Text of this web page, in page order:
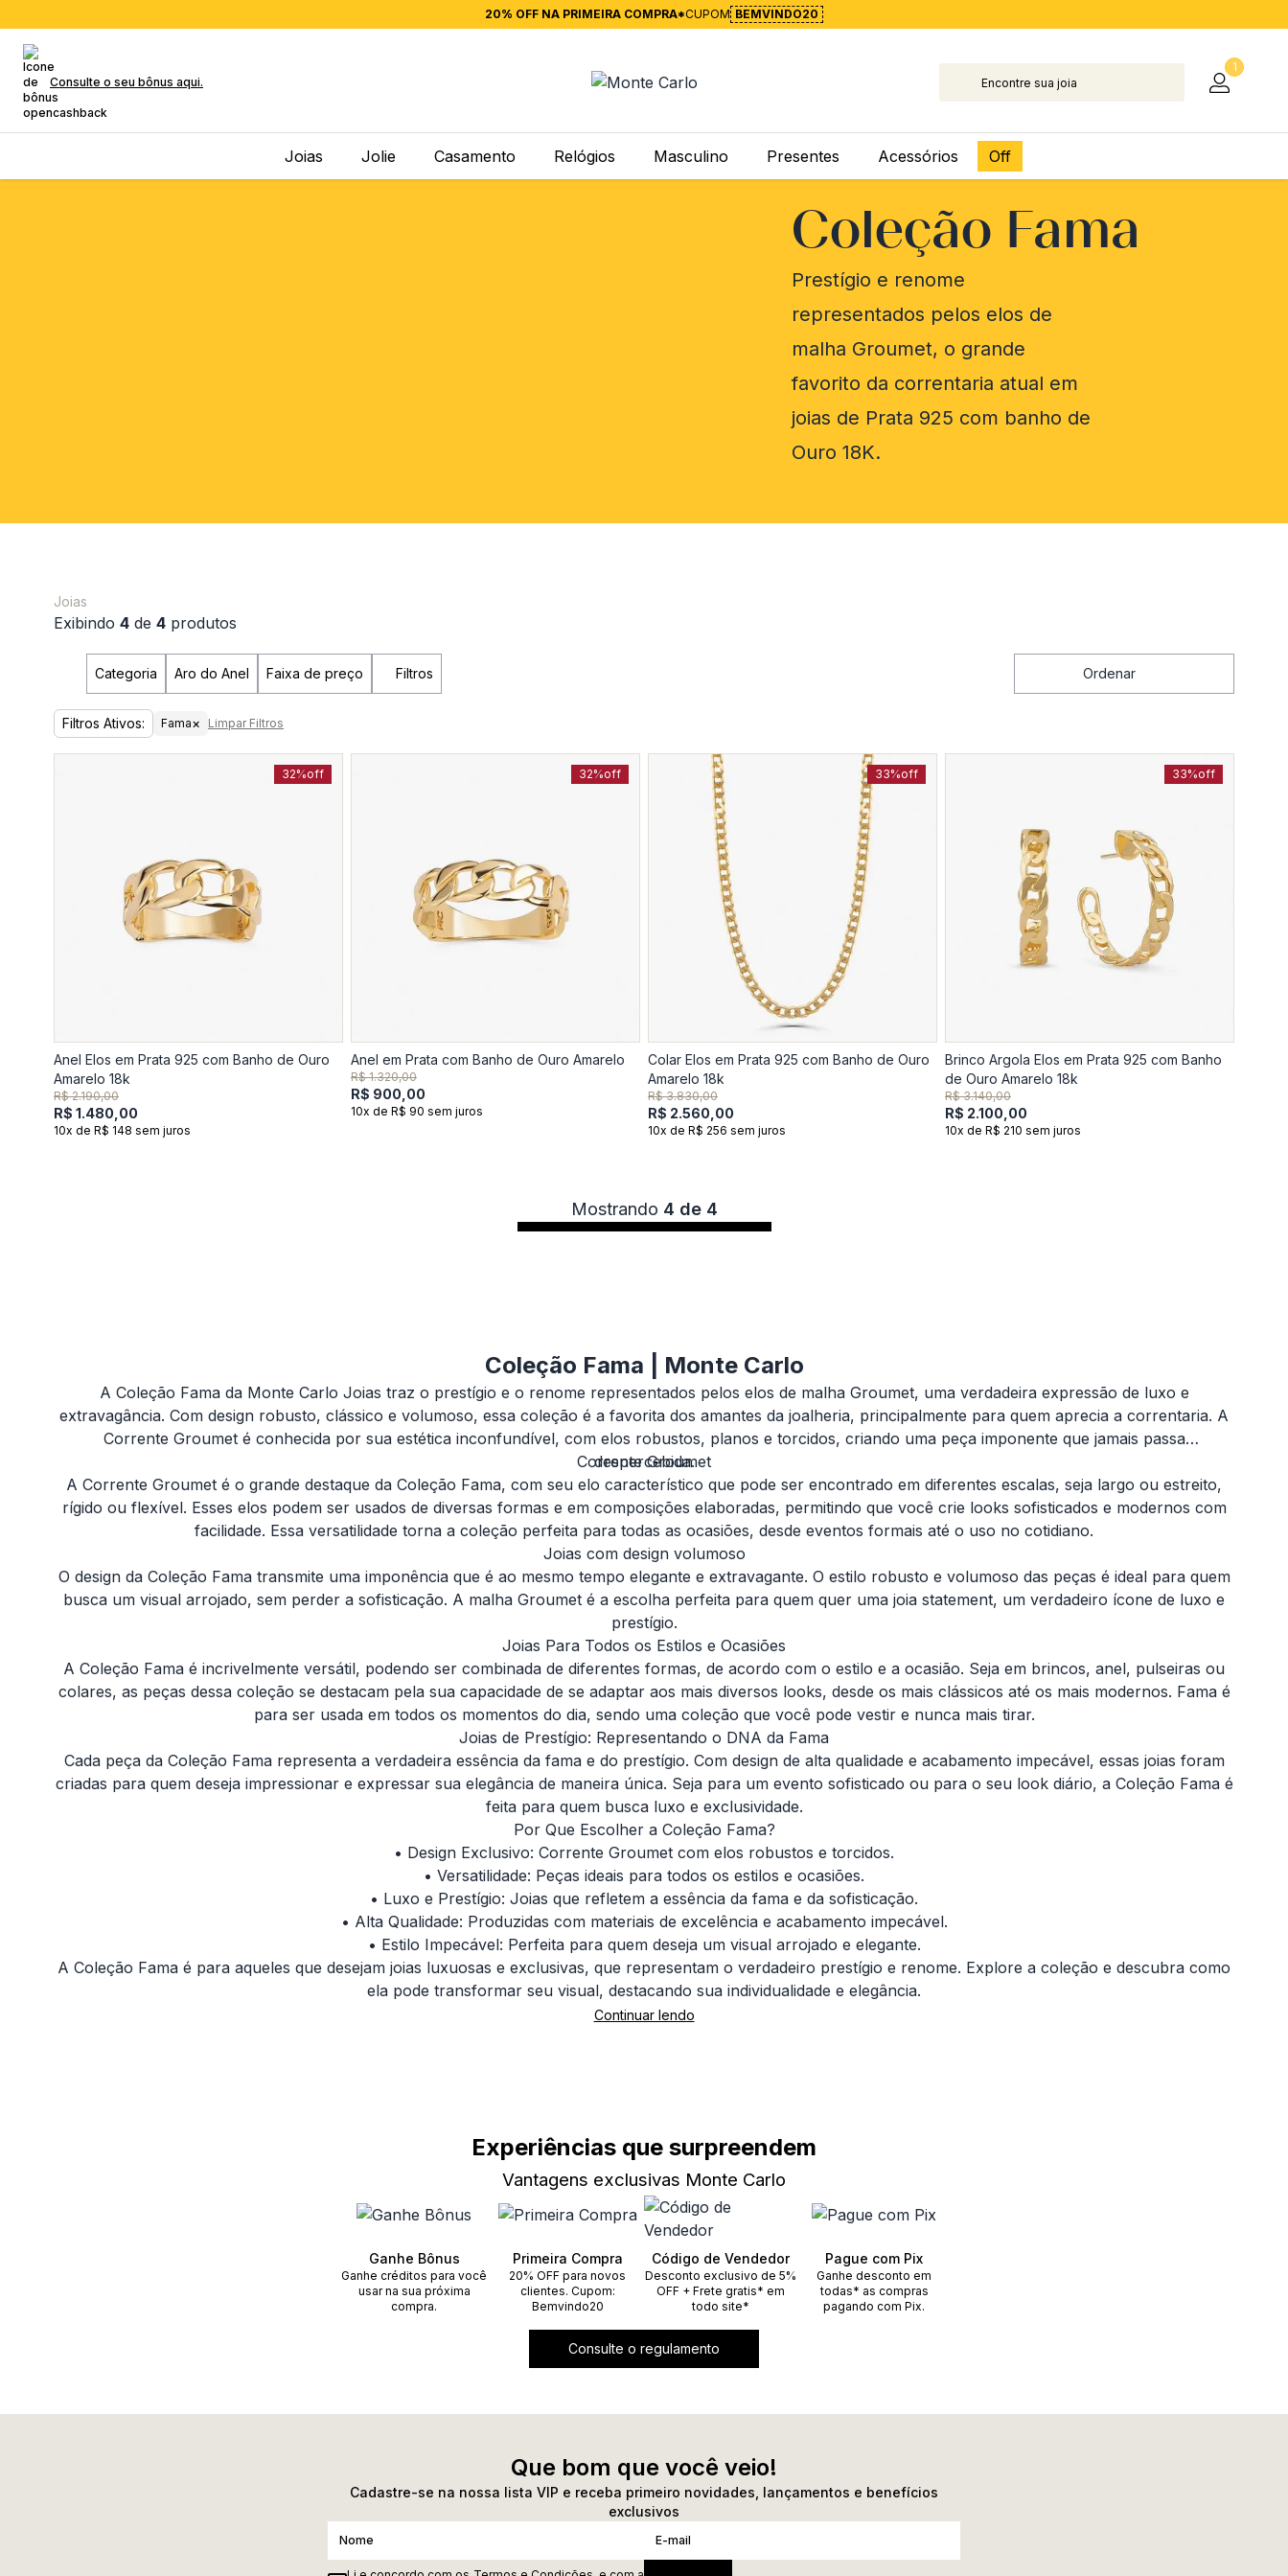
20% OFF NA PRIMEIRA COMPRA*CUPOM BEMVINDO20
Consulte o seu bônus aqui.
1
Joias Jolie Casamento Relógios Masculino Presentes Acessórios Off
Coleção Fama
Prestígio e renome
representados pelos elos de
malha Groumet, o grande
favorito da correntaria atual em
joias de Prata 925 com banho de
Ouro 18K.
Joias
Exibindo 4 de 4 produtos
Categoria Aro do Anel Faixa de preço Filtros Ordenar
Filtros Ativos: Fama× Limpar Filtros
32%off
Anel Elos em Prata 925 com Banho de Ouro
Amarelo 18k
R$ 2.190,00
R$ 1.480,00
10x de R$ 148 sem juros
32%off
Anel em Prata com Banho de Ouro Amarelo
R$ 1.320,00
R$ 900,00
10x de R$ 90 sem juros
33%off
Colar Elos em Prata 925 com Banho de Ouro
Amarelo 18k
R$ 3.830,00
R$ 2.560,00
10x de R$ 256 sem juros
33%off
Brinco Argola Elos em Prata 925 com Banho
de Ouro Amarelo 18k
R$ 3.140,00
R$ 2.100,00
10x de R$ 210 sem juros
Mostrando 4 de 4
Coleção Fama | Monte Carlo
A Coleção Fama da Monte Carlo Joias traz o prestígio e o renome representados pelos elos de malha Groumet, uma verdadeira expressão de luxo e
extravagância. Com design robusto, clássico e volumoso, essa coleção é a favorita dos amantes da joalheria, principalmente para quem aprecia a correntaria. A
Corrente Groumet é conhecida por sua estética inconfundível, com elos robustos, planos e torcidos, criando uma peça imponente que jamais passa
despercebida.
Corrente Groumet
A Corrente Groumet é o grande destaque da Coleção Fama, com seu elo característico que pode ser encontrado em diferentes escalas, seja largo ou estreito,
rígido ou flexível. Esses elos podem ser usados de diversas formas e em composições elaboradas, permitindo que você crie looks sofisticados e modernos com
facilidade. Essa versatilidade torna a coleção perfeita para todas as ocasiões, desde eventos formais até o uso no cotidiano.
Joias com design volumoso
O design da Coleção Fama transmite uma imponência que é ao mesmo tempo elegante e extravagante. O estilo robusto e volumoso das peças é ideal para quem
busca um visual arrojado, sem perder a sofisticação. A malha Groumet é a escolha perfeita para quem quer uma joia statement, um verdadeiro ícone de luxo e
prestígio.
Joias Para Todos os Estilos e Ocasiões
A Coleção Fama é incrivelmente versátil, podendo ser combinada de diferentes formas, de acordo com o estilo e a ocasião. Seja em brincos, anel, pulseiras ou
colares, as peças dessa coleção se destacam pela sua capacidade de se adaptar aos mais diversos looks, desde os mais clássicos até os mais modernos. Fama é
para ser usada em todos os momentos do dia, sendo uma coleção que você pode vestir e nunca mais tirar.
Joias de Prestígio: Representando o DNA da Fama
Cada peça da Coleção Fama representa a verdadeira essência da fama e do prestígio. Com design de alta qualidade e acabamento impecável, essas joias foram
criadas para quem deseja impressionar e expressar sua elegância de maneira única. Seja para um evento sofisticado ou para o seu look diário, a Coleção Fama é
feita para quem busca luxo e exclusividade.
Por Que Escolher a Coleção Fama?
• Design Exclusivo: Corrente Groumet com elos robustos e torcidos.
• Versatilidade: Peças ideais para todos os estilos e ocasiões.
• Luxo e Prestígio: Joias que refletem a essência da fama e da sofisticação.
• Alta Qualidade: Produzidas com materiais de excelência e acabamento impecável.
• Estilo Impecável: Perfeita para quem deseja um visual arrojado e elegante.
A Coleção Fama é para aqueles que desejam joias luxuosas e exclusivas, que representam o verdadeiro prestígio e renome. Explore a coleção e descubra como
ela pode transformar seu visual, destacando sua individualidade e elegância.
Experiências que surpreendem
Vantagens exclusivas Monte Carlo
Ganhe Bônus
Ganhe créditos para você
usar na sua próxima
compra.
Primeira Compra
20% OFF para novos
clientes. Cupom:
Bemvindo20
Código de Vendedor
Desconto exclusivo de 5%
OFF + Frete gratis* em
todo site*
Pague com Pix
Ganhe desconto em
todas* as compras
pagando com Pix.
Consulte o regulamento
Que bom que você veio!
Cadastre-se na nossa lista VIP e receba primeiro novidades, lançamentos e benefícios
exclusivos